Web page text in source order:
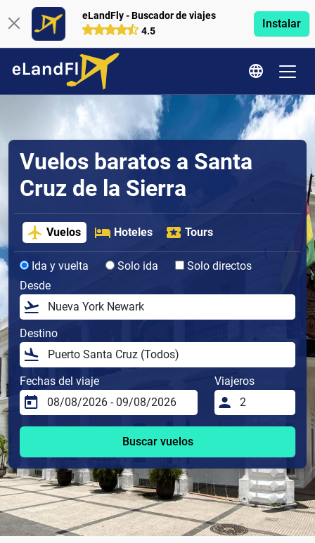
eLandFly - Buscador de viajes
4.5
Instalar
Vuelos baratos a Santa
Cruz de la Sierra
Vuelos Hoteles Tours
Ida y vuelta Solo ida
Solo directos
Desde
Destino
Fechas del viaje Viajeros
Buscar vuelos